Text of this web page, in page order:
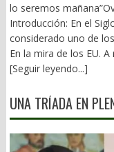
lo seremos
Introducción: En el
considerado uno de
En la mira de los EU.
emanados del PRI
Transístmico,
otros. En 2018, la 4T
por la corrupción y la
[Seguir leyendo...]
UNA TRÍADA EN